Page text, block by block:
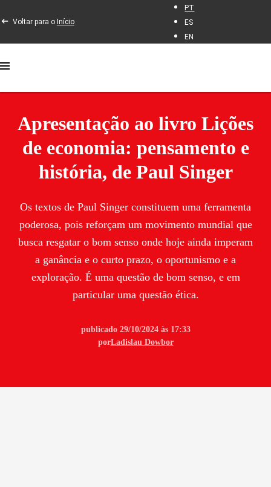
Voltar para o Início
PT
ES
EN
Apresentação ao livro Lições
de economia: pensamento e
história, de Paul Singer
Os textos de Paul Singer constituem uma ferramenta
poderosa, pois reforçam um movimento mundial que
busca resgatar o bom senso onde hoje ainda imperam
a ganância e o curto prazo, o oportunismo e a
exploração. É uma questão de bom senso, e em
particular uma questão ética.
publicado 29/10/2024 às 17:33
porLadislau Dowbor